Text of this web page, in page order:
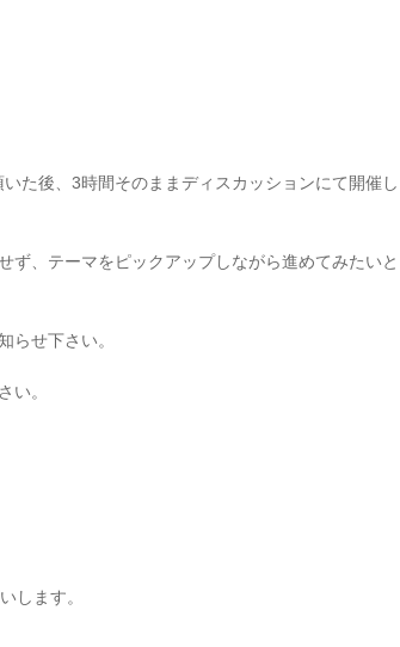
た後、3時間そのままディスカッションにて開催し
ず、テーマをピックアップしながら進めてみたいと
らせ下さい。
い。
します。